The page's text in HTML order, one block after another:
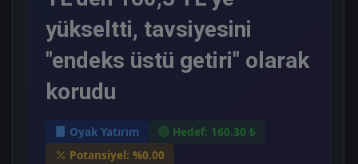
yükseltti, tavsiyesini
"endeks üstü getiri" olarak
korudu
Oyak Yatırım
Hedef: 160.30 ₺
Potansiyel: %0.00